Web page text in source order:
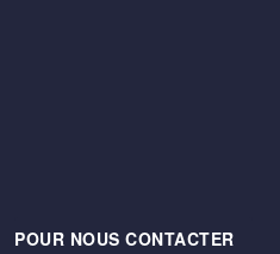
POUR NOUS CONTACTER